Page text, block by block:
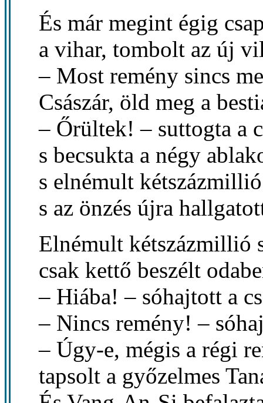
És már megint égig
a vihar, tombolt az új
– Most remény sincs
Császár, öld meg a
– Őrültek! – suttogta a
s becsukta a négy
s elnémult
s az önzés újra
Elnémult kétszázmillió
csak kettő beszélt
– Hiába! – sóhajtott a
– Nincs remény! –
– Úgy-e, mégis a régi
tapsolt a győzelmes